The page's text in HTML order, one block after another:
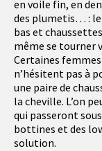
en voile fin, en
des plumetis… : le
bas et
même se tourner
Certaines
n’hésitent pas à
une paire de
la cheville. L’on
qui passeront
bottines et des
solution.